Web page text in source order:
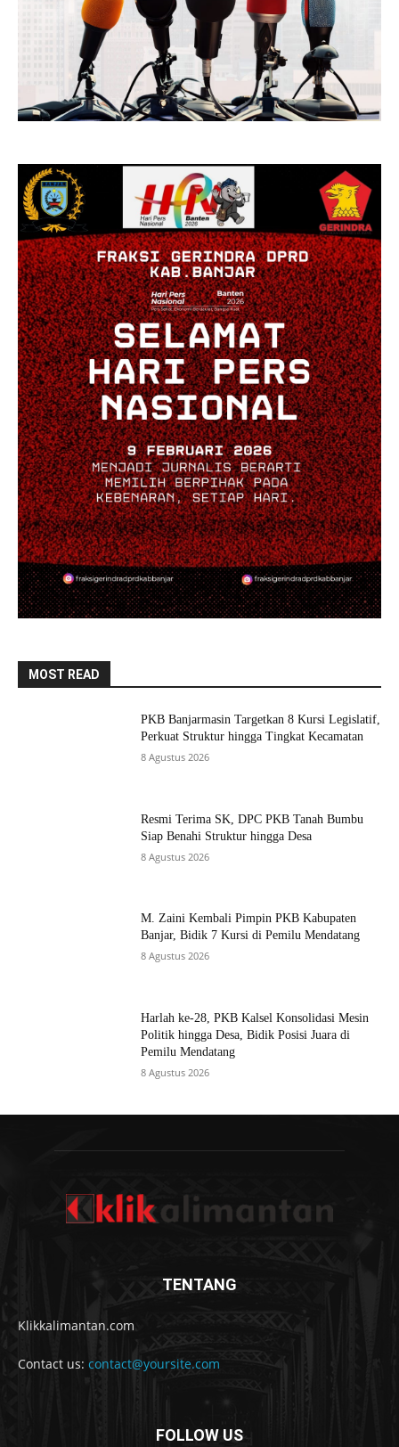
MOST READ
PKB Banjarmasin Targetkan 8 Kursi Legislatif,
Perkuat Struktur hingga Tingkat Kecamatan
8 Agustus 2026
Resmi Terima SK, DPC PKB Tanah Bumbu
Siap Benahi Struktur hingga Desa
8 Agustus 2026
M. Zaini Kembali Pimpin PKB Kabupaten
Banjar, Bidik 7 Kursi di Pemilu Mendatang
8 Agustus 2026
Harlah ke-28, PKB Kalsel Konsolidasi Mesin
Politik hingga Desa, Bidik Posisi Juara di
Pemilu Mendatang
8 Agustus 2026
TENTANG
Klikkalimantan.com
Contact us: contact@yoursite.com
FOLLOW US